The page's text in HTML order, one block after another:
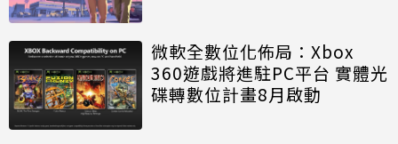
微軟全數位化佈局：Xbox
360遊戲將進駐PC平台 實體光
碟轉數位計畫8月啟動